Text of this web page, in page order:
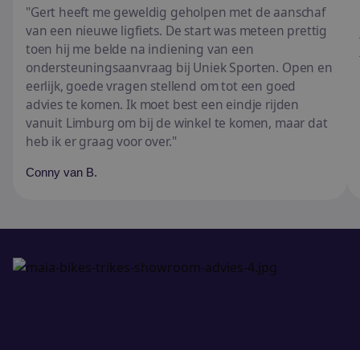
Gert heeft me geweldig geholpen met de aanschaf
van een nieuwe ligfiets. De start was meteen prettig
toen hij me belde na indiening van een
ondersteuningsaanvraag bij Uniek Sporten. Open en
eerlijk, goede vragen stellend om tot een goed
advies te komen. Ik moet best een eindje rijden
vanuit Limburg om bij de winkel te komen, maar dat
heb ik er graag voor over.
Conny van B.